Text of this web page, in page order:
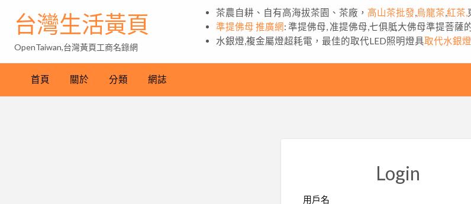
台灣生活黃頁
OpenTaiwan,台灣黃頁工商名錄網
茶農自耕、自有高海拔茶園、茶廠， 高山茶批發 烏龍茶 紅茶,
準提佛母 推廣網: 準提佛母, 准提佛母,七俱胝大佛母準提菩薩
水銀燈,複金屬燈超耗電，最佳的取代LED照明燈具取代水銀燈
首頁 關於 分類 網誌
Login
用戶名